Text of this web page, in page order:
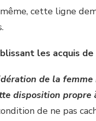
cette ligne
les acquis
de la
disposition propre
de ne pas